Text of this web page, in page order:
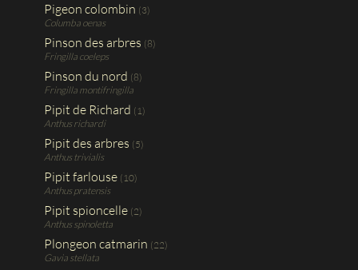
Pigeon colombin (3)
Columba oenas
Pinson des arbres (8)
Fringilla coeleps
Pinson du nord (8)
Fringilla montifringilla
Pipit de Richard (1)
Anthus richardi
Pipit des arbres (5)
Anthus trivialis
Pipit farlouse (10)
Anthus pratensis
Pipit spioncelle (2)
Anthus spinoletta
Plongeon catmarin (22)
Gavia stellata